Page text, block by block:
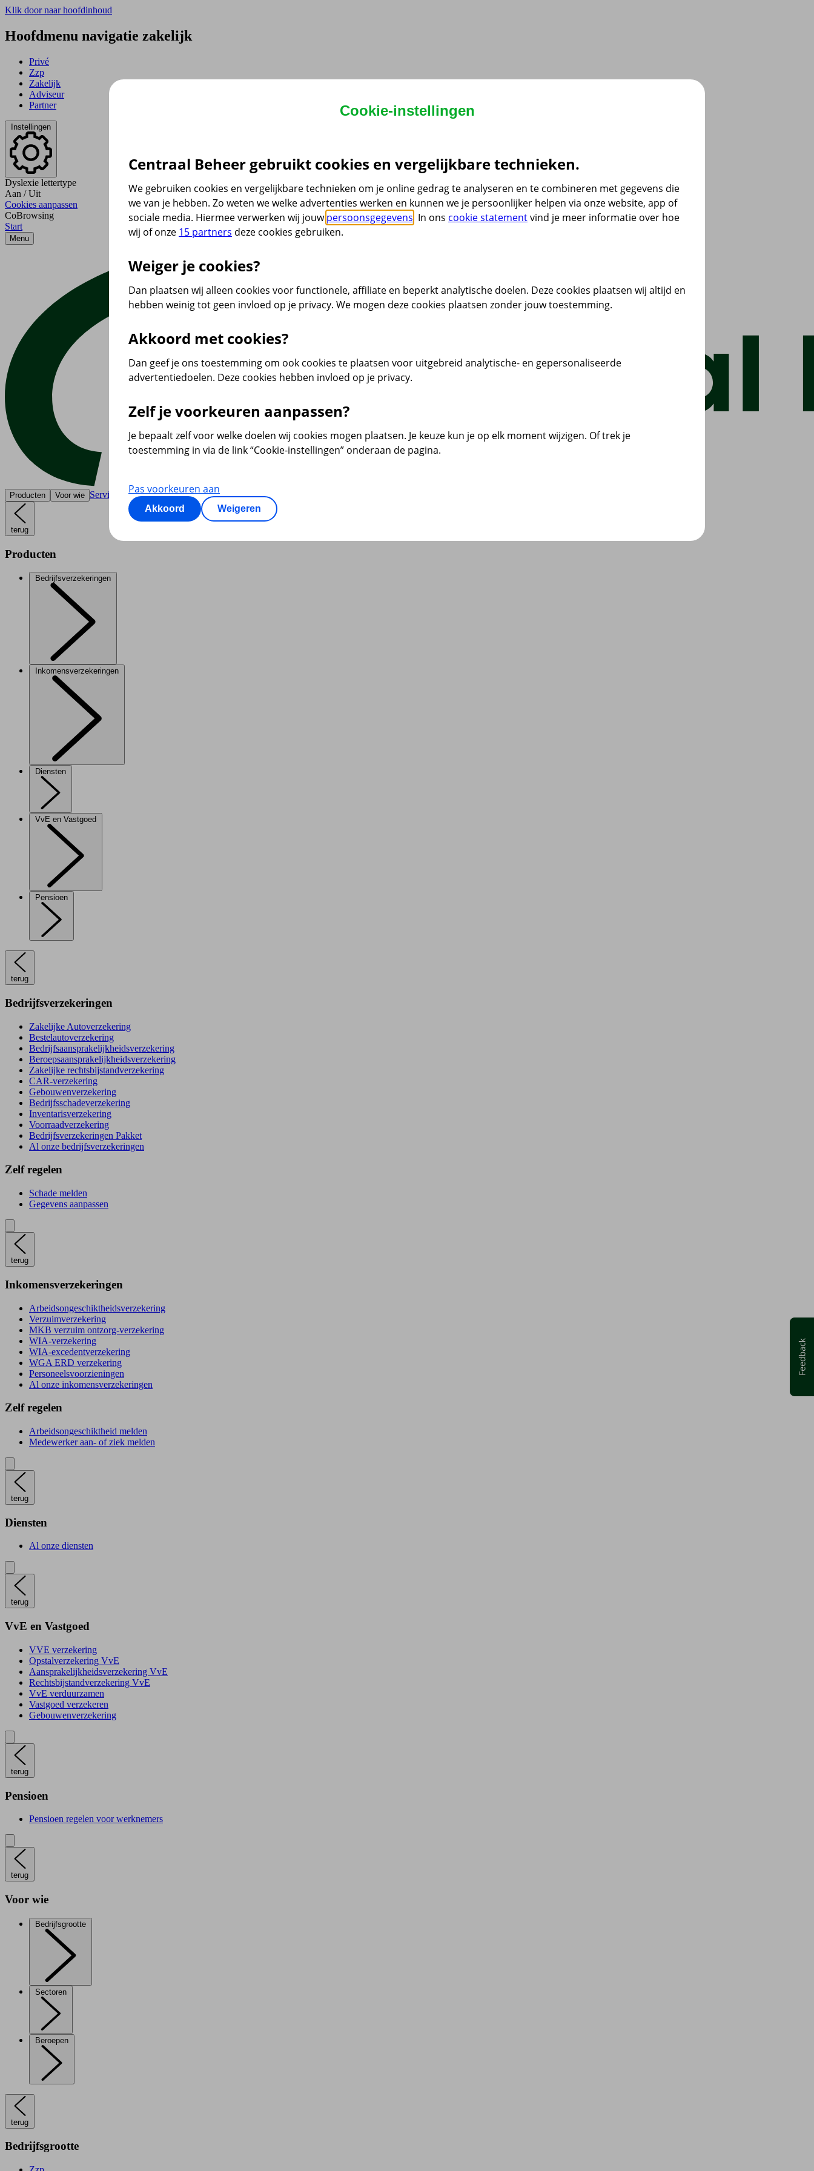
Klik door naar hoofdinhoud
Hoofdmenu navigatie zakelijk
Privé
Zzp
Zakelijk
Adviseur
Partner
Instellingen
Dyslexie lettertype
Aan / Uit
Cookies aanpassen
CoBrowsing
Start
Menu
Producten Voor wie Service & contact
terug
Producten
Bedrijfsverzekeringen
Inkomensverzekeringen
Diensten
VvE en Vastgoed
Pensioen
terug
Bedrijfsverzekeringen
Zakelijke Autoverzekering
Bestelautoverzekering
Bedrijfsaansprakelijkheidsverzekering
Beroepsaansprakelijkheidsverzekering
Zakelijke rechtsbijstandverzekering
CAR-verzekering
Gebouwenverzekering
Bedrijfsschadeverzekering
Inventarisverzekering
Voorraadverzekering
Bedrijfsverzekeringen Pakket
Al onze bedrijfsverzekeringen
Zelf regelen
Schade melden
Gegevens aanpassen
terug
Inkomensverzekeringen
Arbeidsongeschiktheidsverzekering
Verzuimverzekering
MKB verzuim ontzorg-verzekering
WIA-verzekering
WIA-excedentverzekering
WGA ERD verzekering
Personeelsvoorzieningen
Al onze inkomensverzekeringen
Zelf regelen
Arbeidsongeschiktheid melden
Medewerker aan- of ziek melden
terug
Diensten
Al onze diensten
terug
VvE en Vastgoed
VVE verzekering
Opstalverzekering VvE
Aansprakelijkheidsverzekering VvE
Rechtsbijstandverzekering VvE
VvE verduurzamen
Vastgoed verzekeren
Gebouwenverzekering
terug
Pensioen
Pensioen regelen voor werknemers
terug
Voor wie
Bedrijfsgrootte
Sectoren
Beroepen
terug
Bedrijfsgrootte
Cookie-instellingen
Centraal Beheer gebruikt cookies en vergelijkbare technieken.
We gebruiken cookies en vergelijkbare technieken om je online gedrag te analyseren en te combineren met gegevens die
we van je hebben. Zo weten we welke advertenties werken en kunnen we je persoonlijker helpen via onze website, app of
sociale media. Hiermee verwerken wij jouwpersoonsgegevens . In ons cookie statementvind je meer informatie over hoe
wij of onze 15 partners deze cookies gebruiken.
Weiger je cookies?
Dan plaatsen wij alleen cookies voor functionele, affiliate en beperkt analytische doelen. Deze cookies plaatsen wij altijd en
hebben weinig tot geen invloed op je privacy. We mogen deze cookies plaatsen zonder jouw toestemming.
Akkoord met cookies?
Dan geef je ons toestemming om ook cookies te plaatsen voor uitgebreid analytische- en gepersonaliseerde
advertentiedoelen. Deze cookies hebben invloed op je privacy.
Zelf je voorkeuren aanpassen?
Je bepaalt zelf voor welke doelen wij cookies mogen plaatsen. Je keuze kun je op elk moment wijzigen. Of trek je
toestemming in via de link “Cookie-instellingen” onderaan de pagina.
Pas voorkeuren aan
Akkoord Weigeren